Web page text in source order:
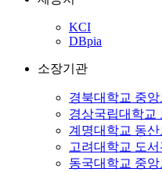
KCI
DBpia
소장기관
경북대학교 중
경상국립대학교
계명대학교 동
고려대학교 도
동국대학교 중